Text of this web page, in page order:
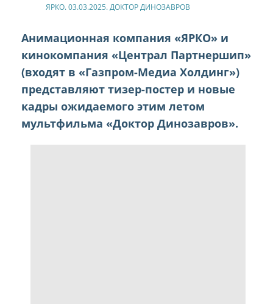
ЯРКО. 03.03.2025. ДОКТОР ДИНОЗАВРОВ
Анимационная компания «ЯРКО» и
кинокомпания «Централ Партнершип»
(входят в «Газпром-Медиа Холдинг»)
представляют тизер-постер и новые
кадры ожидаемого этим летом
мультфильма «Доктор Динозавров».